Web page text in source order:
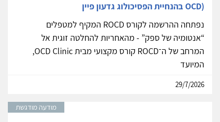
OCD) בהנחיית הפסיכולוג גדעון פיין
נפתחה ההרשמה לקורס ROCD המקיף למטפלים
“אנטומיה של ספק” - מהאחריות להחלטה זוגית אל
המרחב של ה־ROCD קורס מקצועי מבית OCD Clinic,
המיועד
29/7/2026
מודעה מודגשת